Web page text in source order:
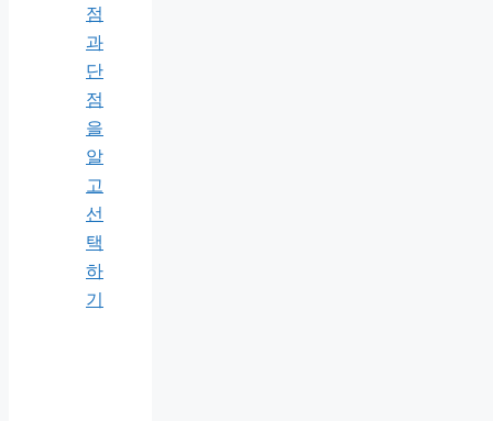
점
과
단
점
을
알
고
선
택
하
기